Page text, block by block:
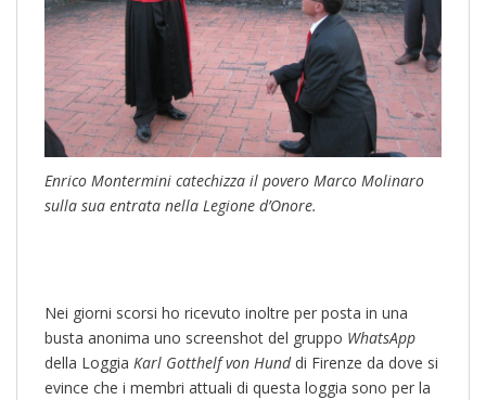
Enrico Montermini catechizza il povero Marco Molinaro
sulla sua entrata nella Legione d’Onore.
Nei giorni scorsi ho ricevuto inoltre per posta in una
busta anonima uno screenshot del gruppo WhatsApp
della Loggia Karl Gotthelf von Hund di Firenze da dove si
evince che i membri attuali di questa loggia sono per la